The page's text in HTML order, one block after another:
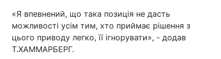
«Я впевнений, що така позиція не дасть
можливості усім тим, хто приймає рішення з
цього приводу легко, її ігнорувати», - додав
Т.ХАММАРБЕРГ.